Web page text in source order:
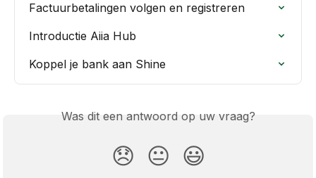
Factuurbetalingen volgen en registreren
Introductie Aiia Hub
Koppel je bank aan Shine
Was dit een antwoord op uw vraag?
😞 😐 😃